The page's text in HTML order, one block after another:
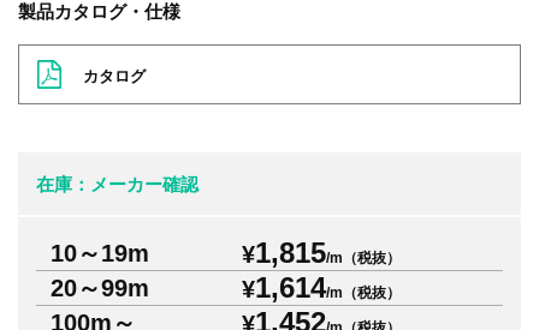
製品カタログ・仕様
カタログ
在庫：メーカー確認
10～19m ¥1,815/m（税抜）
20～99m ¥1,614/m（税抜）
100m～ ¥1,452